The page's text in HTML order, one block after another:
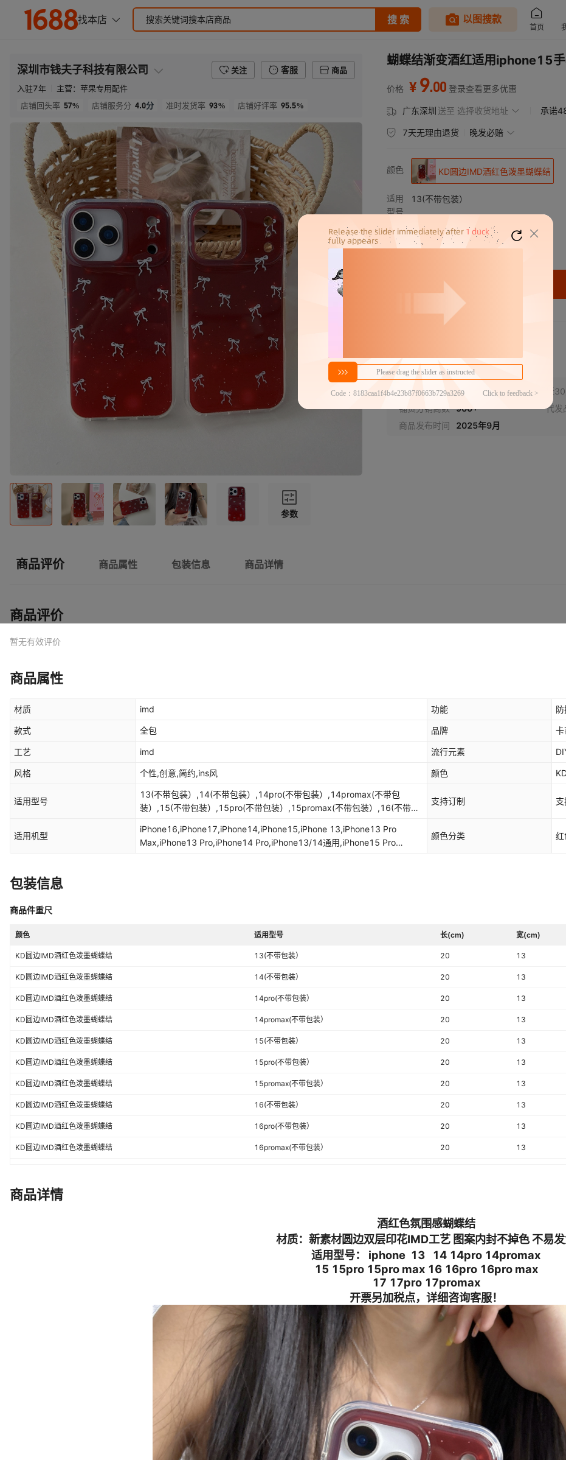
深圳市钱夫子科技有限公司 关注 客服
商品
入驻7年 主营： 苹果专用配件
店铺回头率 57% 店铺服务分 4.0分 准时发货率 93% 店铺好评率 95.5%
参数
蝴蝶结渐变酒红适用iphone15
价格 ¥ 9.00 登录查看更多优惠
广东深圳 送至 选择收货地址 承诺
7天无理由退货 晚发必赔
颜色 KD圆边IMD酒红色泼墨蝴蝶结
适用
型号
13(不带包装）
14pro(不带包装）
15(不带包装）
15pro(不带包装）
16(不带包装）
16pro(不带包装）
1件价格￥9 官方仓退货,晚揽必赔
商家代发热度 389 近
铺货分销商数 900+ 代发
商品发布时间
2025年9月
商品评价 商品属性 包装信息 商品详情
商品评价
暂无有效评价
商品属性
材质 imd 功能
款式 全包 品牌 卡
工艺 imd 流行元素
风格 个性,创意,简约,ins风 颜色
适用型号
13(不带包装）,14(不带包装）,14pro(不带包装）,14promax(不带包
装）,15(不带包装）,15pro(不带包装）,15promax(不带包装）,16(不带包
带包装）,17promax(不带包装）,17Air(不带包装）
支持订制
适用机型
iPhone16,iPhone17,iPhone14,iPhone15,iPhone 13,iPhone13 Pro
Max,iPhone13 Pro,iPhone14 Pro,iPhone13/14通用,iPhone15 Pro
颜色分类 红
包装信息
商品件重尺
颜色 适用型号 长(cm) 宽(cm)
KD圆边IMD酒红色泼墨蝴蝶结 13(不带包装） 20 13
KD圆边IMD酒红色泼墨蝴蝶结 14(不带包装） 20 13
KD圆边IMD酒红色泼墨蝴蝶结 14pro(不带包装） 20 13
KD圆边IMD酒红色泼墨蝴蝶结 14promax(不带包装） 20 13
KD圆边IMD酒红色泼墨蝴蝶结 15(不带包装） 20 13
KD圆边IMD酒红色泼墨蝴蝶结 15pro(不带包装） 20 13
KD圆边IMD酒红色泼墨蝴蝶结 15promax(不带包装） 20 13
KD圆边IMD酒红色泼墨蝴蝶结 16(不带包装） 20 13
KD圆边IMD酒红色泼墨蝴蝶结 16pro(不带包装） 20 13
KD圆边IMD酒红色泼墨蝴蝶结 16promax(不带包装） 20 13
KD圆边IMD酒红色泼墨蝴蝶结
17Air(不带包装） 20 13
商品详情